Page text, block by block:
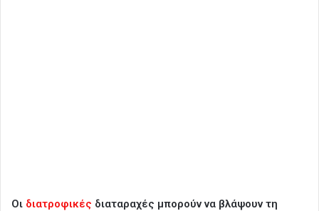
Οι διατροφικές διαταραχές μπορούν να βλάψουν τη